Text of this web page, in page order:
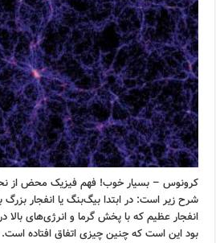
کرونوس – بسیار خوب! فهم فیزیک محض از
شرح زیر است: در ابتدا بیگ‌بنگ یا انفجار بزرگ
انفجار عظیم که با پخش گرما و انرژی‌های
بود این است که چنین چیزی اتفاق افتاده